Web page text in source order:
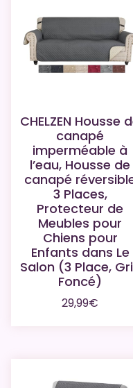
CHELZEN Housse
canapé
imperméable à
l’eau, Housse de
canapé
3 Places,
Protecteur de
Meubles pour
Chiens pour
Enfants dans Le
Salon (3 Place,
Foncé)
29,99€